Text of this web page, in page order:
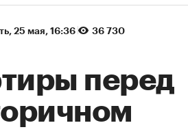
⁠, 25 мая, 16:36
36 730
перед